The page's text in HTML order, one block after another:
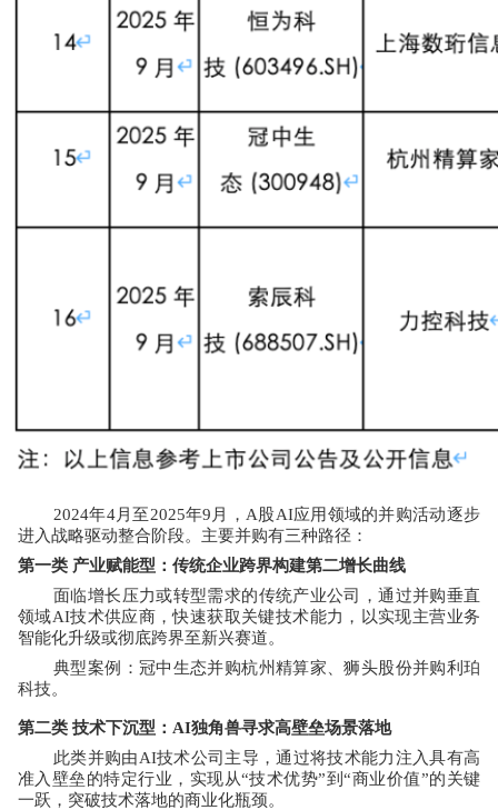
2024年4月至2025年9 月， A 股AI应用领域的并购活动逐步
进入战略驱动整合阶段。主要并购有三种路径：
第一类 产业赋能型：传统企业跨界构建第二增长曲线
面临增长压力或转型需求的传统产业公司，通过并购垂直
领域AI技术供应商，快速获取关键技术能力，以实现主营业务
智能化升级或彻底跨界至新兴赛道。
典型案例：冠中生态并购杭州精算家、狮头股份并购利珀
科技。
第二类 技术下沉型： AI独角兽寻求高壁垒场景落地
此类并购由AI技术公司主导，通过将技术能力注入具有高
准入壁垒的特定行业，实现从“技术优势”到“商业价值”的关键
一跃，突破技术落地的商业化瓶颈。